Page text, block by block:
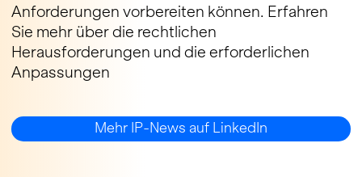
Anforderungen vorbereiten können. Erfahren
Sie mehr über die rechtlichen
Herausforderungen und die erforderlichen
Anpassungen
Mehr IP-News auf LinkedIn